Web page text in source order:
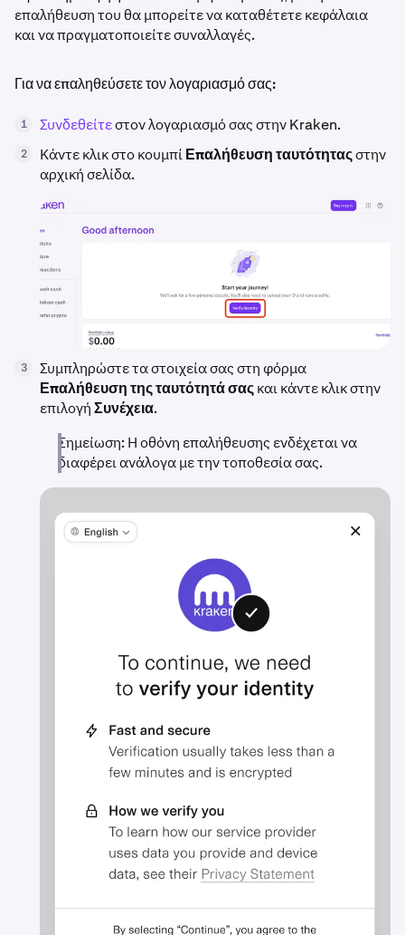
επαλήθευση του θα μπορείτε να καταθέτετε κεφάλαια
και να πραγματοποιείτε συναλλαγές.
Για να επαληθεύσετε τον λογαριασμό σας:
1 Συνδεθείτεστον λογαριασμό σας στην Kraken.
2 Κάντε κλικ στο κουμπίΕπαλήθευση ταυτότηταςστην
αρχική σελίδα.
3
Συμπληρώστε τα στοιχεία σας στη φόρμα
Επαλήθευση της ταυτότητά σαςκαι κάντε κλικ στην
επιλογήΣυνέχεια.
Σημείωση: Η οθόνη επαλήθευσης ενδέχεται να
διαφέρει ανάλογα με την τοποθεσία σας.